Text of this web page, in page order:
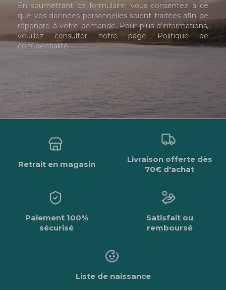
En soumettant ce formulaire, vous consentez à ce
que vos données personnelles soient traitées afin de
répondre à votre demande. Pour plus d’informations,
veuillez consulter notre page Politique de
confidentialité.
Retrait en magasin
Livraison offerte dès
70€ d'achat
Paiement 100%
sécurisé
Satisfait ou
remboursé
Liste de naissance